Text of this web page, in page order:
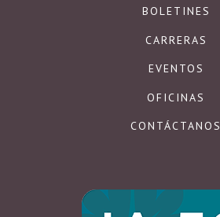
BOLETINES
CARRERAS
EVENTOS
OFICINAS
CONTÁCTANOS